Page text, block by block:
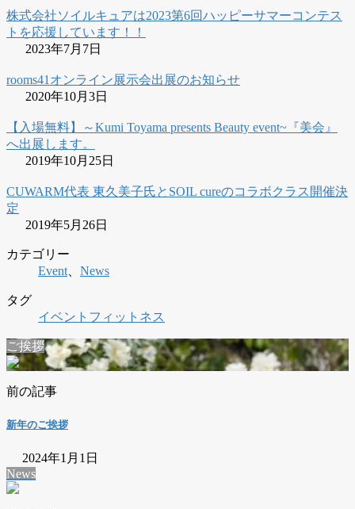
株式会社ソイルキュアは2023第6回ハッピーサマーコンテス
トを応援しています！！
2023年7月7日
rooms41オンライン展示会出展のお知らせ
2020年10月3日
【入場無料】～Kumi Toyama presents Beauty event~『美会』
へ出展します。
2019年10月25日
CUWARM代表 東久美子氏とSOIL cureのコラボクラス開催決
定
2019年5月26日
カテゴリー
Event
News
タグ
イベント フィットネス
ご挨拶
前の記事
新年のご挨拶
2024年1月1日
News